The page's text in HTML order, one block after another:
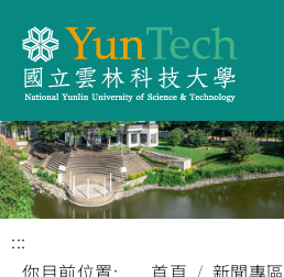
:::
你目前位置:
首頁 新聞專區